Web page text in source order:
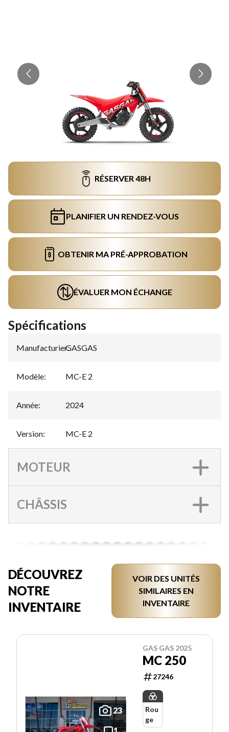
RÉSERVER 48H
PLANIFIER UN RENDEZ-VOUS
OBTENIR MA PRÉ-APPROBATION
ÉVALUER MON ÉCHANGE
Spécifications
Manufacturier:
GASGAS
Modèle: MC-E 2
Année: 2024
Version: MC-E 2
MOTEUR
CHÂSSIS
DÉCOUVREZ
NOTRE
INVENTAIRE
VOIR DES UNITÉS
SIMILAIRES EN
INVENTAIRE
23
GAS GAS 2025
MC 250
27246
Rou
ge